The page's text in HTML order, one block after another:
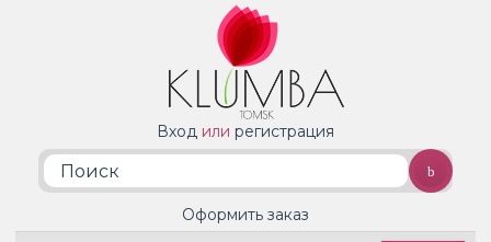
Вход или регистрация
Оформить заказ